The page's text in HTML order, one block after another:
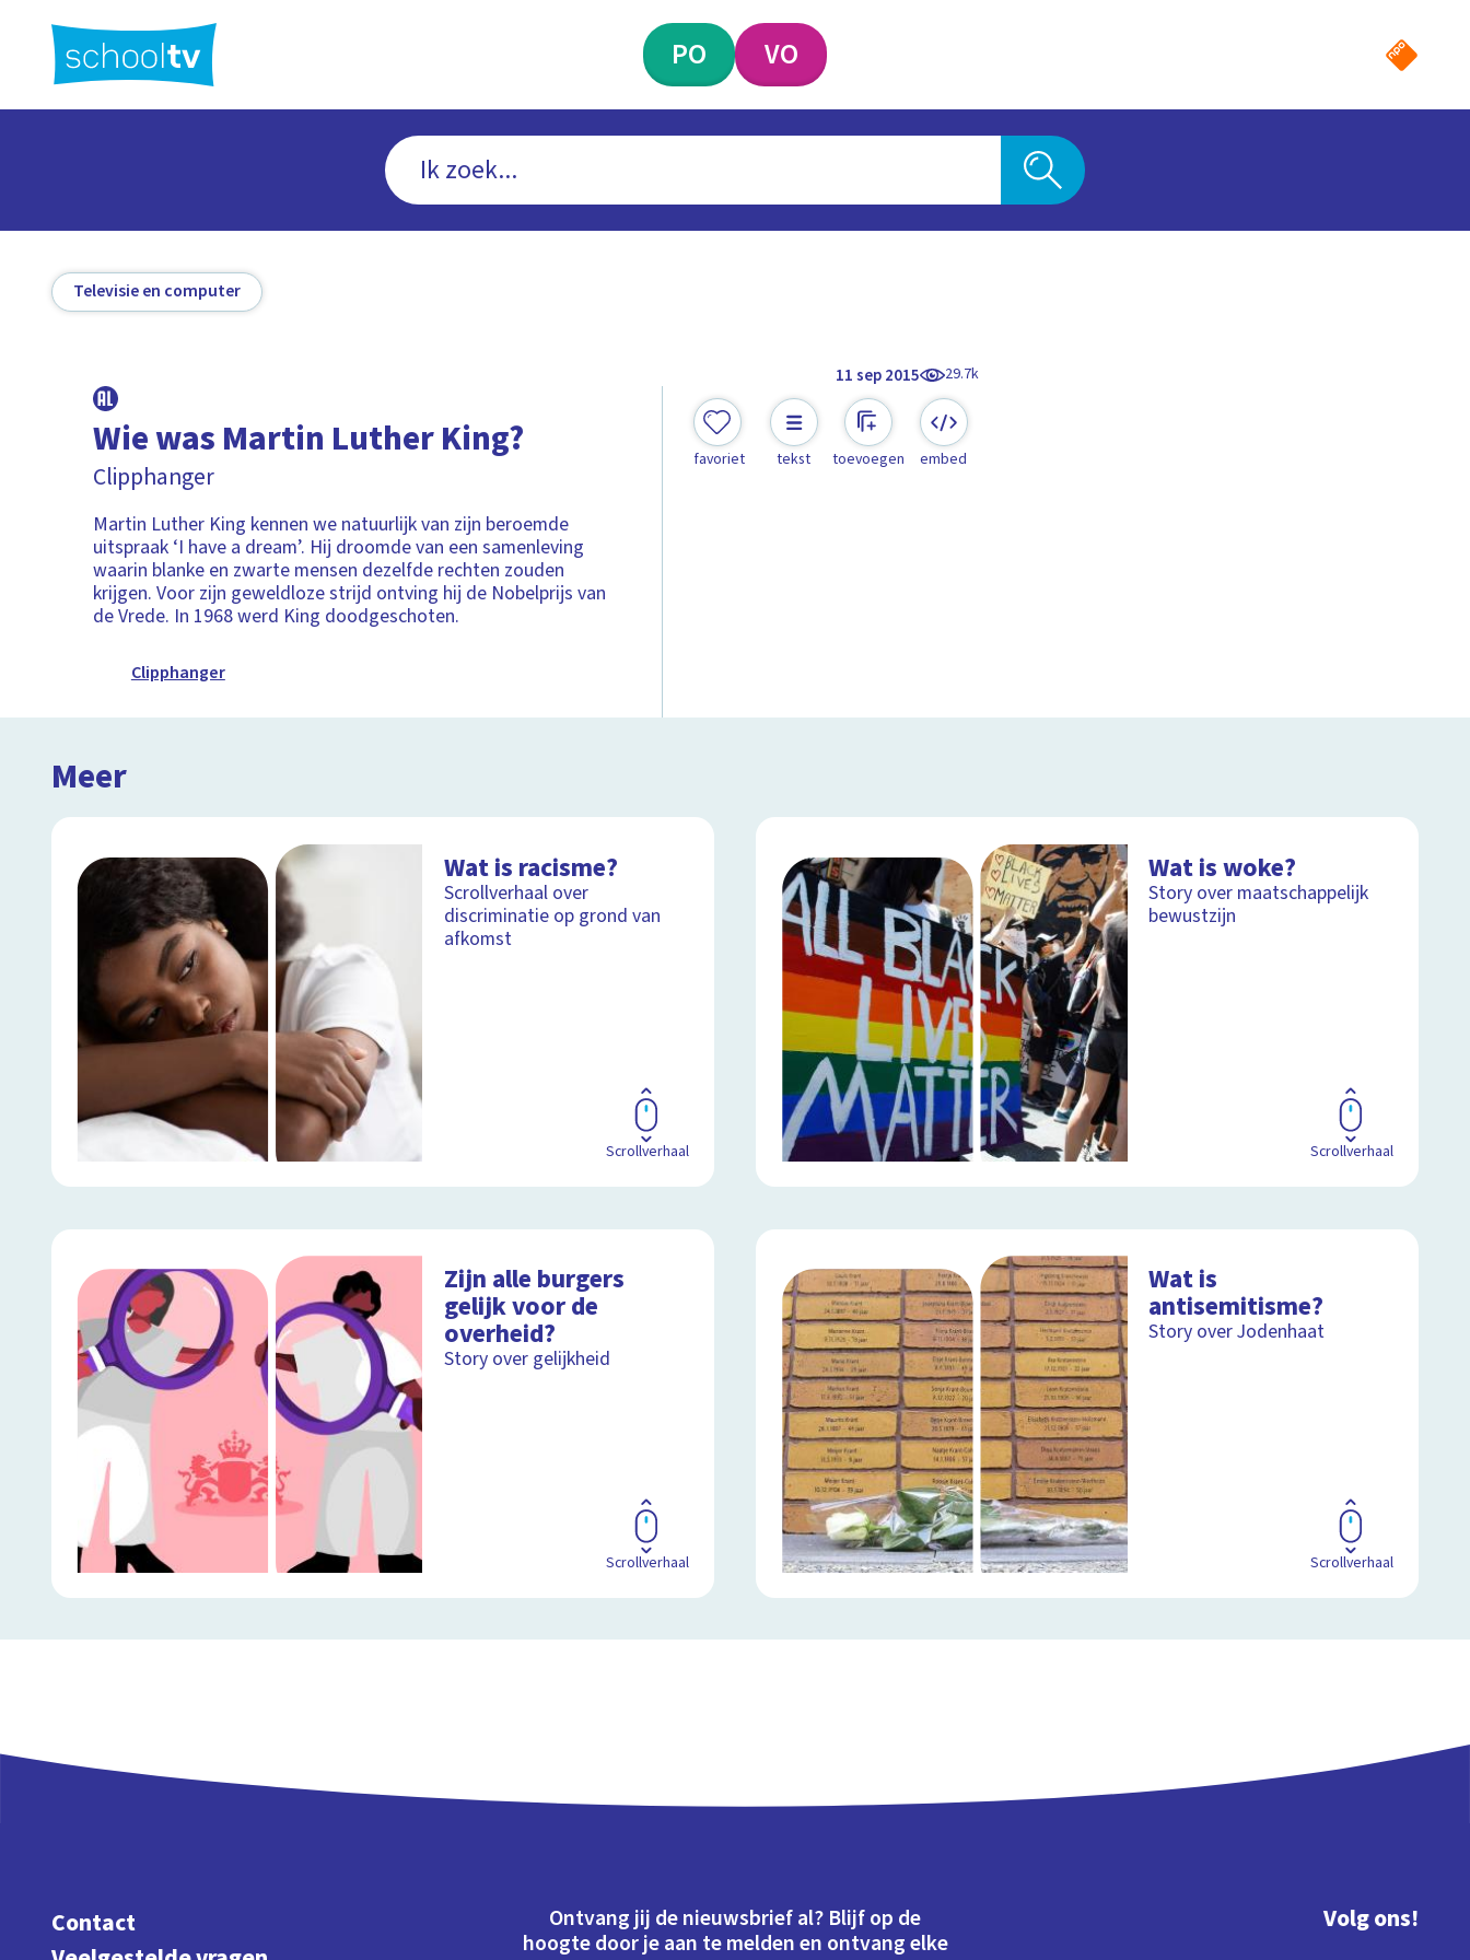
hoofdinhoud
PO VO
Televisie en computer
11 sep 2015 29.7k
Wie was Martin Luther King?
Clipphanger
Martin Luther King kennen we natuurlijk van zijn beroemde
uitspraak ‘I have a dream’. Hij droomde van een samenleving
waarin blanke en zwarte mensen dezelfde rechten zouden
krijgen. Voor zijn geweldloze strijd ontving hij de Nobelprijs van
de Vrede. In 1968 werd King doodgeschoten.
Clipphanger
favoriet tekst toevoegen embed
Meer
Wat is racisme?
Scrollverhaal over
discriminatie op grond van
afkomst
Scrollverhaal
Wat is woke?
Story over maatschappelijk
bewustzijn
Scrollverhaal
Zijn alle burgers
gelijk voor de
overheid?
Story over gelijkheid
Scrollverhaal
Wat is
antisemitisme?
Story over Jodenhaat
Scrollverhaal
Contact
Ontvang jij de nieuwsbrief al? Blijf op de
hoogte door je aan te melden en ontvang elke
Volg ons!